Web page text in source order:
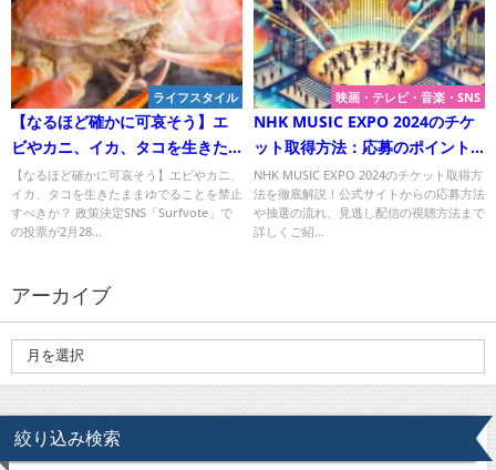
ライフスタイル
【なるほど確かに可哀そう】エ
ビやカニ、イカ、タコを生きた
ままゆでることを禁止すべき
か？ 政策決定SNS「Surfvote」
での投票が2月28日〆切
【なるほど確かに可哀そう】エビやカニ、
イカ、タコを生きたままゆでることを禁止
すべきか？ 政策決定SNS「Surfvote」で
の投票が2月28...
映画・テレビ・音楽・SNS
NHK MUSIC EXPO 2024のチケ
ット取得方法：応募のポイント
と最新情報
NHK MUSIC EXPO 2024のチケット取得方
法を徹底解説！公式サイトからの応募方法
や抽選の流れ、見逃し配信の視聴方法まで
詳しくご紹...
アーカイブ
絞り込み検索